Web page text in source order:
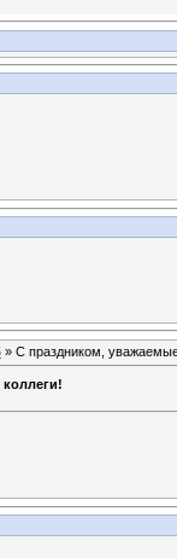
» С праздником, уважаемые